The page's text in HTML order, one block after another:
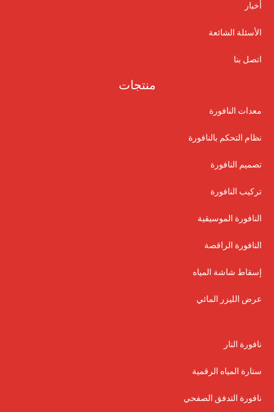
أخبار
الأسئلة الشائعة
اتصل بنا
منتجات
معدات النافورة
نظام التحكم بالنافورة
تصميم النافورة
تركيب النافورة
النافورة الموسيقية
النافورة الراقصة
إسقاط شاشة المياه
عرض الليزر المائي
نافورة النار
ستارة المياه الرقمية
نافورة التدفق الصفحي